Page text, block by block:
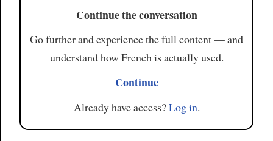
Continue the conversation
Go further and experience the full content — and
understand how French is actually used.
Continue
Already have access?Log in.